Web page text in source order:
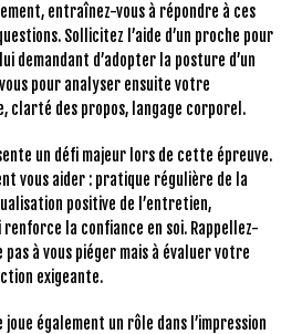
entraînez-vous à répondre à ces
Sollicitez l’aide d’un proche pour
demandant d’adopter la posture d’un
pour analyser ensuite votre
clarté des propos, langage corporel.
un défi majeur lors de cette épreuve.
vous aider : pratique régulière de la
positive de l’entretien,
la confiance en soi. Rappellez-
à vous piéger mais à évaluer votre
exigeante.
également un rôle dans l’impression